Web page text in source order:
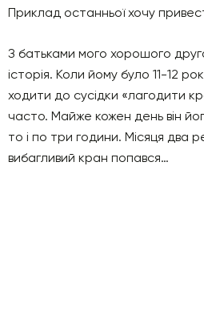
Приклад останньої хочу
З батьками мого хорошого
історія. Коли йому було 11-12
ходити до сусідки «лагодити
часто. Майже кожен день він
то і по три години. Місяця два
вибагливий кран попався…